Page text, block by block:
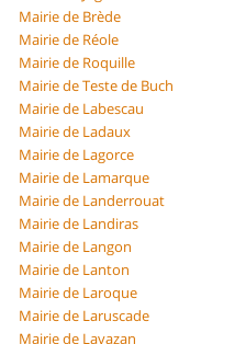
Mairie de Brède
Mairie de Réole
Mairie de Roquille
Mairie de Teste de Buch
Mairie de Labescau
Mairie de Ladaux
Mairie de Lagorce
Mairie de Lamarque
Mairie de Landerrouat
Mairie de Landiras
Mairie de Langon
Mairie de Lanton
Mairie de Laroque
Mairie de Laruscade
Mairie de Lavazan